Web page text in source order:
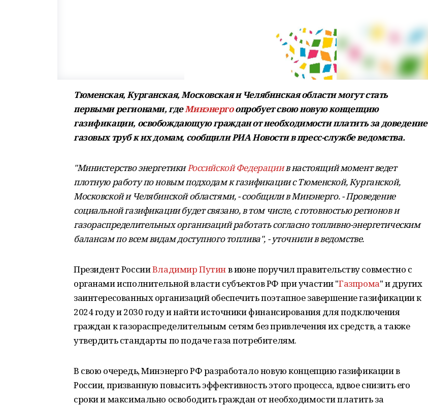
Тюменская, Курганская, Московская и Челябинская области могут стать
первыми регионами, гдеМинэнергоопробует свою новую концепцию
газификации, освобождающую граждан от необходимости платить за доведение
газовых труб к их домам, сообщили РИА Новости в пресс-службе ведомства.
"Министерство энергетикиРоссийской Федерациив настоящий момент ведет
плотную работу по новым подходам к газификации с Тюменской, Курганской,
Московской и Челябинской областями, - сообщили в Минэнерго. - Проведение
социальной газификации будет связано, в том числе, с готовностью регионов и
газораспределительных организаций работать согласно топливно-энергетическим
балансам по всем видам доступного топлива", - уточнили в ведомстве.
Президент РоссииВладимир Путинв июне поручил правительству совместно с
органами исполнительной власти субъектов РФ при участии "Газпрома" и других
заинтересованных организаций обеспечить поэтапное завершение газификации к
2024 году и 2030 году и найти источники финансирования для подключения
граждан к газораспределительным сетям без привлечения их средств, а также
утвердить стандарты по подаче газа потребителям.
В свою очередь, Минэнерго РФ разработало новую концепцию газификации в
России, призванную повысить эффективность этого процесса, вдвое снизить его
сроки и максимально освободить граждан от необходимости платить за